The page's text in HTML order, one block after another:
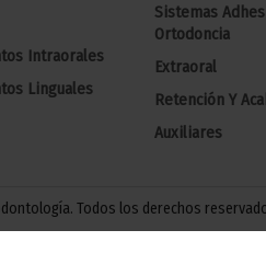
Intraorales
Linguales
Sistemas
Ortodoncia
Extraoral
Retención Y
Auxiliares
Todos los derechos